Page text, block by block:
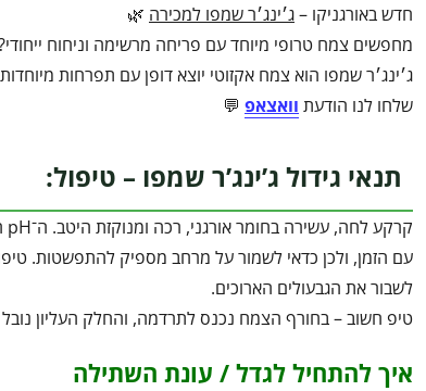
חדש באורגניקו –ג׳ינג׳ר שמפו למכירה 🌿
מחפשים צמח טרופי מיוחד עם פריחה מרשימה וניחוח
ג׳ינג׳ר שמפו הוא צמח אקזוטי יוצא דופן עם תפרחות
שלחו לנו הודעת וואצאפ 💬
תנאי גידול ג’ינג’ר שמפו – טיפול:
עם הזמן, ולכן כדאי לשמור על מרחב מספיק להתפשטות.
לשבור את הגבעולים הארוכים.
טיפ חשוב – בחורף הצמח נכנס לתרדמה, והחלק העליון נובל
איך להתחיל לגדל / עונת השתילה